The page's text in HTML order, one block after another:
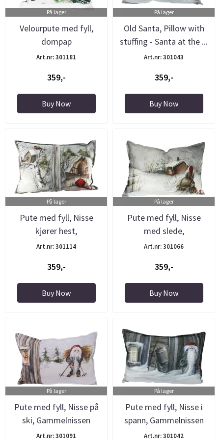
På lager
Velourpute med fyll,
dompap
Art.nr: 301181
359,-
Buy Now
På lager
Old Santa, Pillow with
stuffing - Santa at the ...
Art.nr: 301043
359,-
Buy Now
På lager
Pute med fyll, Nisse
kjører hest,
Gammelnissen
Art.nr: 301114
359,-
Buy Now
På lager
Pute med fyll, Nisse
med slede,
Gammelnissen
Art.nr: 301066
359,-
Buy Now
På lager
Pute med fyll, Nisse på
ski, Gammelnissen
Art.nr: 301091
På lager
Pute med fyll, Nisse i
spann, Gammelnissen
Art.nr: 301042